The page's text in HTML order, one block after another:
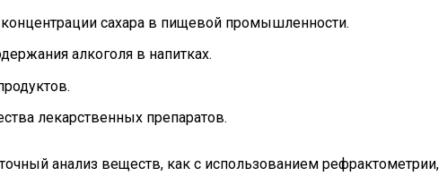
сахара в пищевой промышленности.
алкоголя в напитках.
лекарственных препаратов.
анализ веществ, как с использованием рефрактометрии,